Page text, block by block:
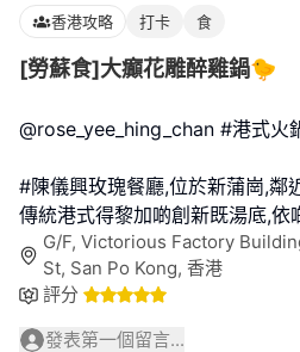
香港攻略 打卡 食
[勞蘇食]大癲花雕醉雞鍋🐤
@rose_yee_hing_chan #港式火
#陳儀興玫瑰餐廳,位於新蒲崗,鄰
傳統港式得黎加啲創新既湯底,
G/F, Victorious Factory
St, San Po Kong, 香港
評分
發表第一個留言...